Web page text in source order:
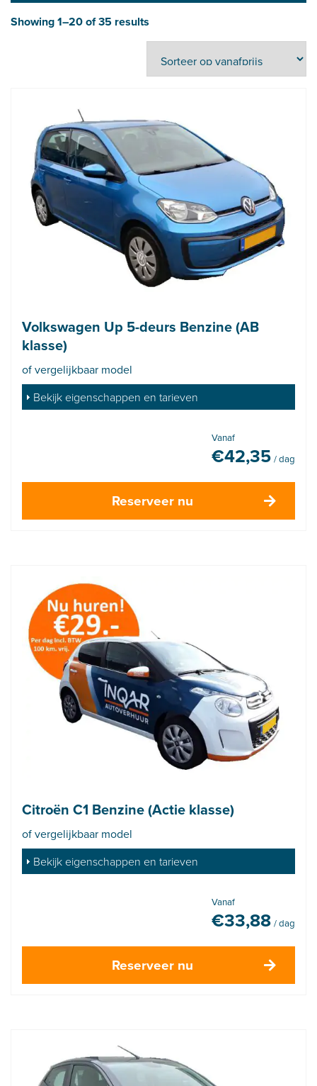
Showing 1–20 of 35 results
Volkswagen Up 5-deurs Benzine (AB
klasse)
of vergelijkbaar model
Bekijk eigenschappen en tarieven
Vanaf
€42,35 / dag
Reserveer nu
Citroën C1 Benzine (Actie klasse)
of vergelijkbaar model
Bekijk eigenschappen en tarieven
Vanaf
€33,88 / dag
Reserveer nu